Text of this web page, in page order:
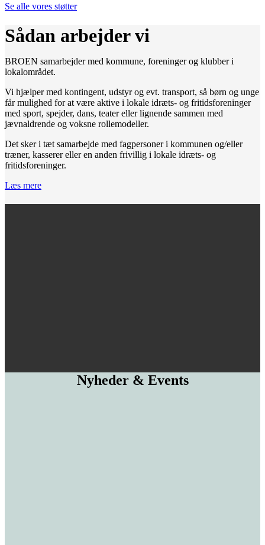
Se alle vores støtter
Sådan arbejder vi
BROEN samarbejder med kommune, foreninger og klubber i
lokalområdet.
Vi hjælper med kontingent, udstyr og evt. transport, så børn og unge
får mulighed for at være aktive i lokale idræts- og fritidsforeninger
med sport, spejder, dans, teater eller lignende sammen med
jævnaldrende og voksne rollemodeller.
Det sker i tæt samarbejde med fagpersoner i kommunen og/eller
træner, kasserer eller en anden frivillig i lokale idræts- og
fritidsforeninger.
Læs mere
Nyheder & Events